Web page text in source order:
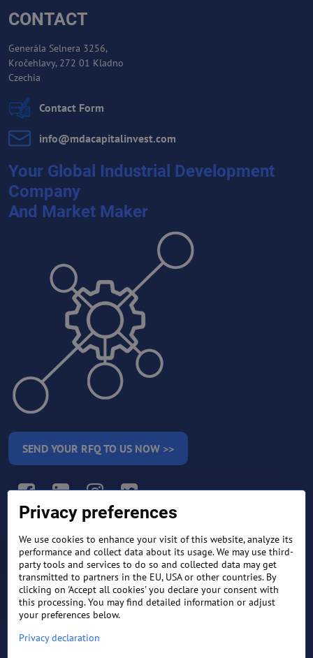
CONTACT
Generála Selnera 3256,
Kročehlavy, 272 01 Kladno
Czechia
Contact Form
info​@mdacapitalinvest​.com
Your Global Industrial Development
Company
And Market Maker
SEND YOUR RFQ TO US NOW >>
TERMS AND CONDITIONS
RETURN AND REFUND
POLICY
FREQUENTLY ASKED
QUESTIONS
EXPORT FINANCE & LETTER
OF CREDIT
Privacy preferences
We use cookies to enhance your visit of this website, analyze its
performance and collect data about its usage. We may use third-
party tools and services to do so and collected data may get
transmitted to partners in the EU, USA or other countries. By
clicking on 'Accept all cookies' you declare your consent with
this processing. You may find detailed information or adjust
your preferences below.
Privacy declaration